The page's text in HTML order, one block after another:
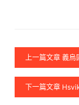
上一篇文章 義烏
下一篇文章